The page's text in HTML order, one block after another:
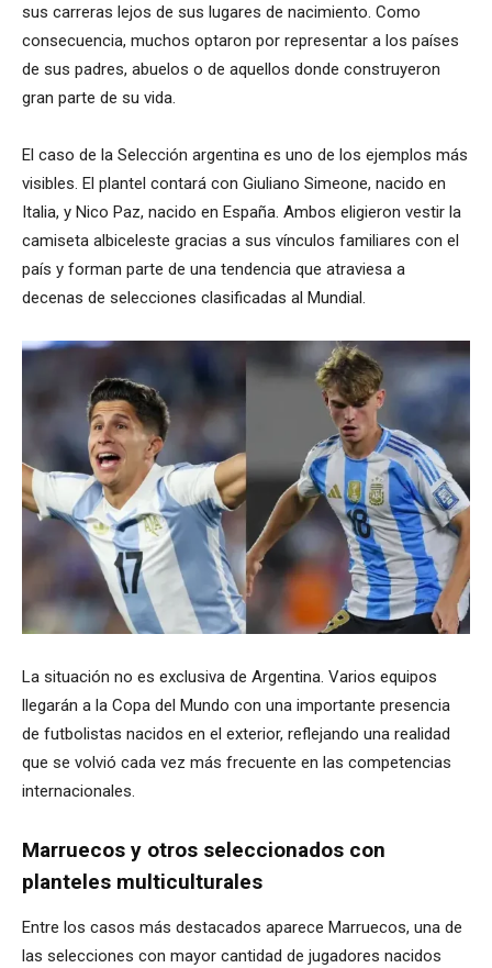
sus carreras lejos de sus lugares de nacimiento. Como
consecuencia, muchos optaron por representar a los países
de sus padres, abuelos o de aquellos donde construyeron
gran parte de su vida.
El caso de la Selección argentina es uno de los ejemplos más
visibles. El plantel contará con Giuliano Simeone, nacido en
Italia, y Nico Paz, nacido en España. Ambos eligieron vestir la
camiseta albiceleste gracias a sus vínculos familiares con el
país y forman parte de una tendencia que atraviesa a
decenas de selecciones clasificadas al Mundial.
La situación no es exclusiva de Argentina. Varios equipos
llegarán a la Copa del Mundo con una importante presencia
de futbolistas nacidos en el exterior, reflejando una realidad
que se volvió cada vez más frecuente en las competencias
internacionales.
Marruecos y otros seleccionados con
planteles multiculturales
Entre los casos más destacados aparece Marruecos, una de
las selecciones con mayor cantidad de jugadores nacidos